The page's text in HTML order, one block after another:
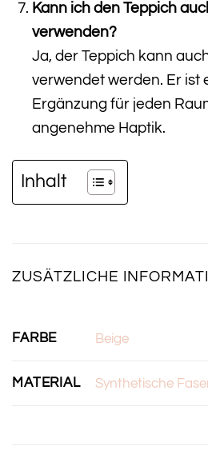
Kann ich den Teppich
verwenden?
Ja, der Teppich kann
verwendet werden. Er ist
Ergänzung für jeden
angenehme Haptik.
Inhalt
ZUSÄTZLICHE
FARBE Beige
MATERIAL Synthetische